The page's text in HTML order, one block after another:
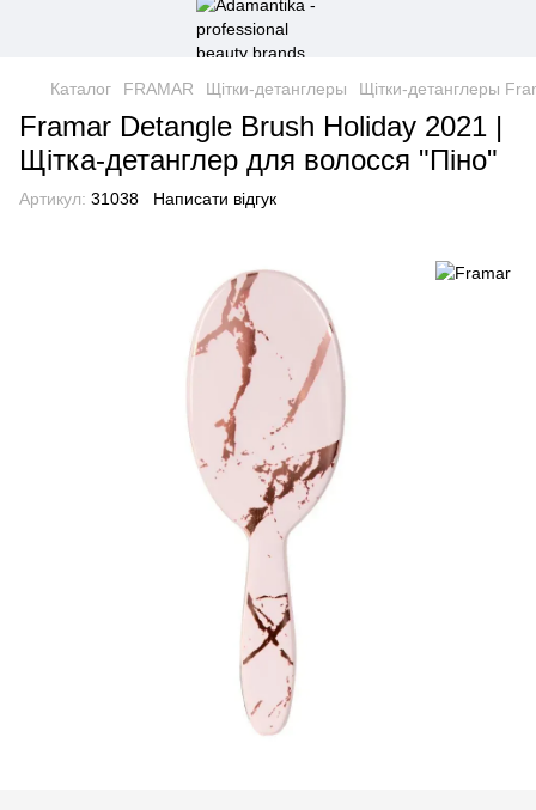
Каталог FRAMAR Щітки-детанглеры Щітки-детанглеры
Framar Detangle Brush Holiday 2021 |
Щітка-детанглер для волосся "Піно"
Артикул: 31038 Написати відгук